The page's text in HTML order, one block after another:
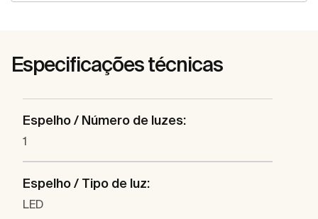
Especificações técnicas
Espelho / Número de luzes:
1
Espelho / Tipo de luz:
LED